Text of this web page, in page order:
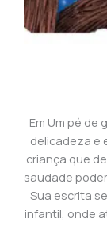
Em Um pé de
delicadeza e
criança que
saudade
Sua escrita
infantil, onde